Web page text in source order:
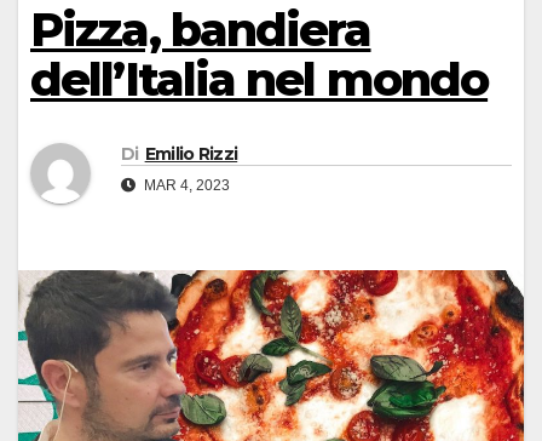
Pizza, bandiera
dell’Italia nel mondo
Di Emilio Rizzi
MAR 4, 2023